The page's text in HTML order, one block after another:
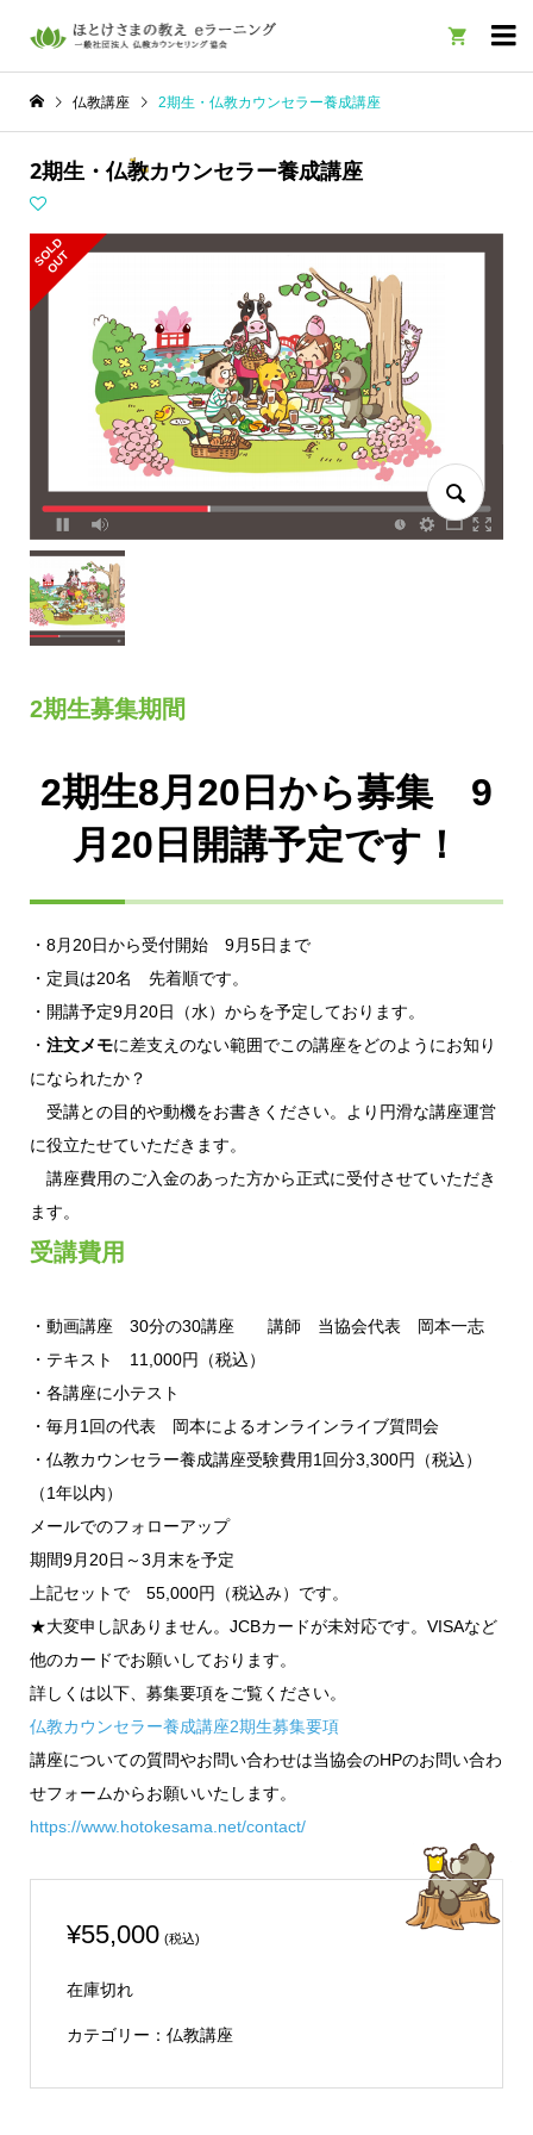

仏教講座 2期生・仏教カウンセラー養成講座
2期生・仏教カウンセラー養成講座
S
O
L
D
O
U
T
2期生募集期間
2期生8月20日から募集 9
月20日開講予定です！
・8月20日から受付開始 9月5日まで
・定員は20名 先着順です。
・開講予定9月20日（水）からを予定しております。
・ 注文メモに差支えのない範囲でこの講座をどのようにお知り
になられたか？
受講との目的や動機をお書きください。より円滑な講座運営
に役立たせていただきます。
講座費用のご入金のあった方から正式に受付させていただき
ます。
受講費用
・動画講座 30分の30講座 講師 当協会代表 岡本一志
・テキスト 11,000円（税込）
・各講座に小テスト
・毎月1回の代表 岡本によるオンラインライブ質問会
・仏教カウンセラー養成講座受験費用1回分3,300円（税込）
（1年以内）
メールでのフォローアップ
期間9月20日～3月末を予定
上記セットで 55,000円（税込み）です。
★大変申し訳ありません。JCBカードが未対応です。VISAなど
他のカードでお願いしております。
詳しくは以下、募集要項をご覧ください。
仏教カウンセラー養成講座2期生募集要項
講座についての質問やお問い合わせは当協会のHPのお問い合わ
せフォームからお願いいたします。
https://www.hotokesama.net/contact/
¥55,000 (税込)
在庫切れ
カテゴリー： 仏教講座